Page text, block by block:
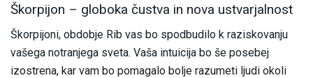
Škorpijon – globoka čustva in nova ustvarjalnost
Škorpijoni, obdobje Rib vas bo spodbudilo k raziskovanju
vašega notranjega sveta. Vaša intuicija bo še posebej
izostrena, kar vam bo pomagalo bolje razumeti ljudi okoli